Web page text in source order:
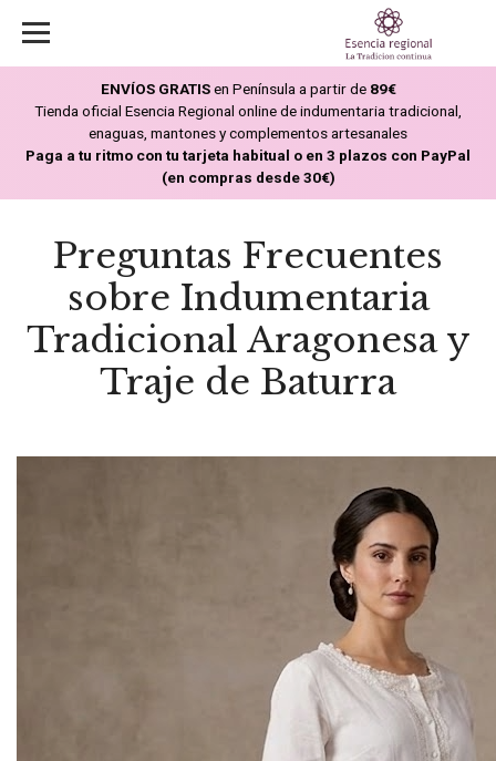
ENVÍOS GRATISen Península a partir de 89€
Tienda oficial Esencia Regional online de indumentaria tradicional,
enaguas, mantones y complementos artesanales
Paga a tu ritmo con tu tarjeta habitual o en 3 plazos con PayPal
(en compras desde 30€)
Preguntas Frecuentes
sobre Indumentaria
Tradicional Aragonesa y
Traje de Baturra